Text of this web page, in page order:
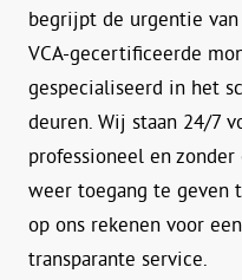
begrijpt de urgentie
VCA-gecertificeerde
gespecialiseerd in het
deuren. Wij staan 24/7
professioneel en zonder
weer toegang te geven
op ons rekenen voor
transparante service.